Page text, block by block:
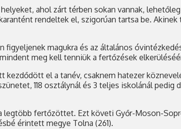
ahol zárt térben sokan vannak,
rendeltek el, szigorúan tartsa be.
magukra és az általános
meg kell tenniük a fertőzések
el a tanév, csaknem hatezer
118 osztálynál és 3 teljes iskolánál pedig
fertőzöttet. Ezt követi Győr-Moson-
érintett megye Tolna (261).